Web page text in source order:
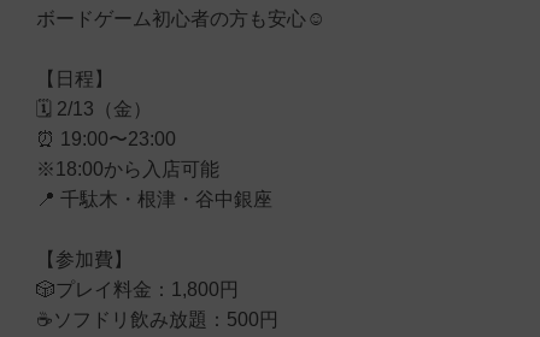
ボードゲーム初心者の方も安心☺️
【日程】
🗓 2/13（金）
⏰ 19:00〜23:00
※18:00から入店可能
📍 千駄木・根津・谷中銀座
【参加費】
🎲プレイ料金：1,800円
☕️ソフドリ飲み放題：500円